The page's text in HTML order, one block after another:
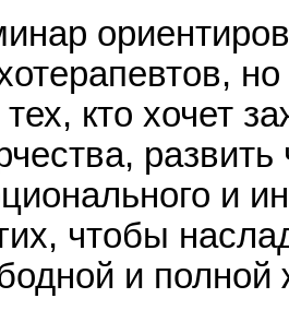
кто хочет
и
чтобы
и полной